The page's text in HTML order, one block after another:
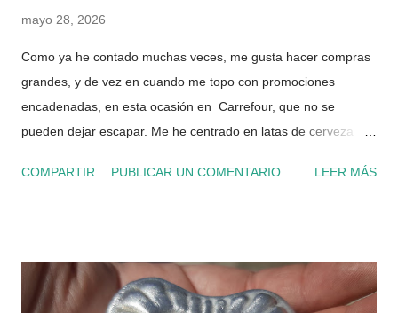
mayo 28, 2026
Como ya he contado muchas veces, me gusta hacer compras
grandes, y de vez en cuando me topo con promociones
encadenadas, en esta ocasión en Carrefour, que no se
pueden dejar escapar. Me he centrado en latas de cerveza
sin stock. ¿Por qué pagarla a 0,74€ cuando la puedes tener a
rondar entre los 0,60€ ~ 0,75€, aunque puede llegar a bajar
hasta los 0,50€ con alguna oferta. 1º pedido He encadenado
COMPARTIR PUBLICAR UN COMENTARIO LEER MÁS